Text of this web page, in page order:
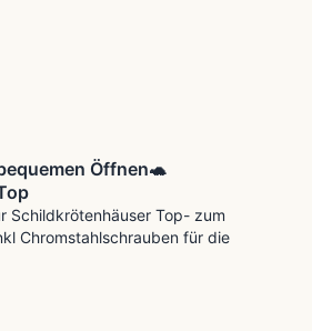
Öffnen🐢
Schildkrötenhäuser Top- zum
Chromstahlschrauben für die